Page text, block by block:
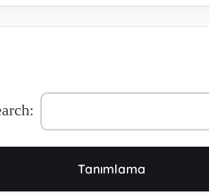
Tanımlama